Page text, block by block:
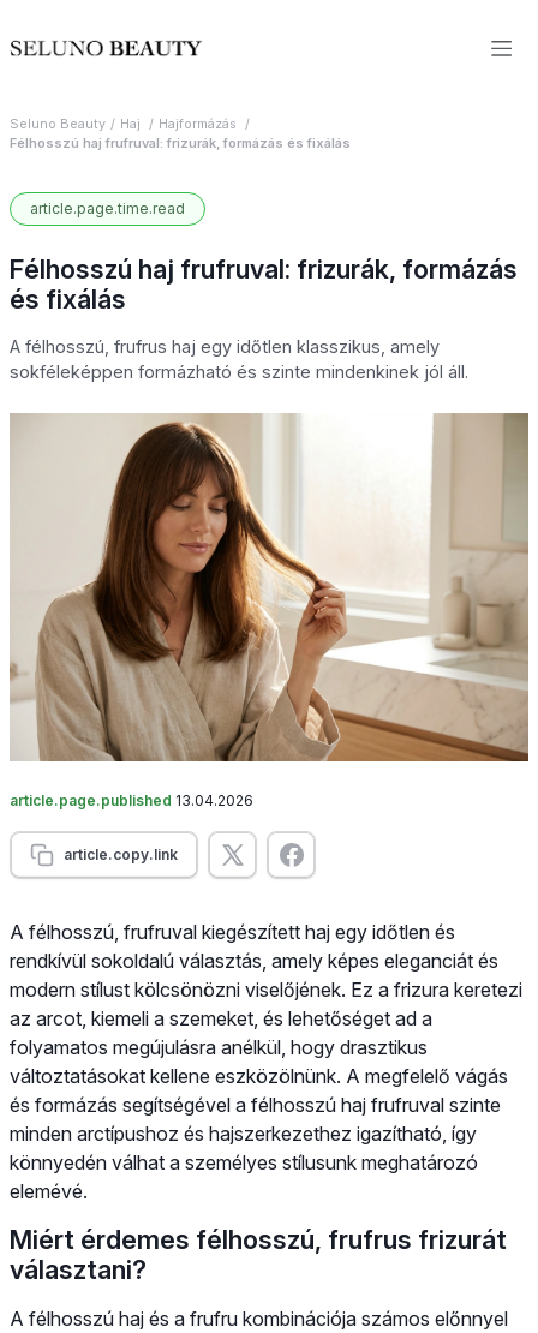
Seluno Beauty Haj
Hajformázás
Félhosszú haj frufruval: frizurák, formázás és fixálás
article.page.time.read
Félhosszú haj frufruval: frizurák, formázás
és fixálás
A félhosszú, frufrus haj egy időtlen klasszikus, amely
sokféleképpen formázható és szinte mindenkinek jól áll.
article.page.published 13.04.2026
article.copy.link
A félhosszú, frufruval kiegészített haj egy időtlen és
rendkívül sokoldalú választás, amely képes eleganciát és
modern stílust kölcsönözni viselőjének. Ez a frizura keretezi
az arcot, kiemeli a szemeket, és lehetőséget ad a
folyamatos megújulásra anélkül, hogy drasztikus
változtatásokat kellene eszközölnünk. A megfelelő vágás
és formázás segítségével a félhosszú haj frufruval szinte
minden arctípushoz és hajszerkezethez igazítható, így
könnyedén válhat a személyes stílusunk meghatározó
elemévé.
Miért érdemes félhosszú, frufrus frizurát
választani?
A félhosszú haj és a frufru kombinációja számos előnnyel